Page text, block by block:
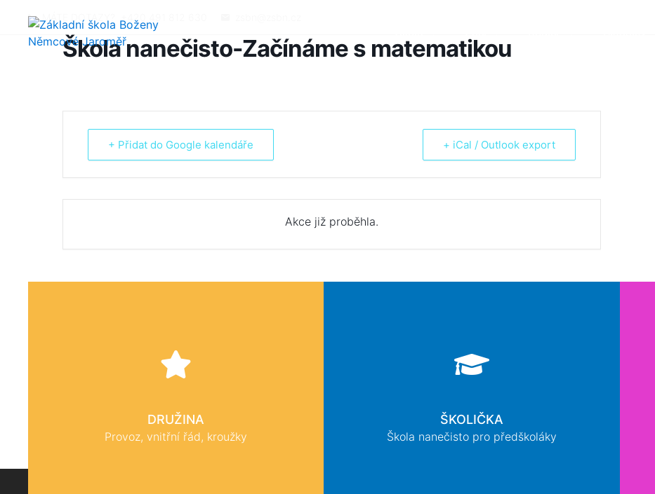
MÁTE DOTAZY? +420 491 812 630
Škola nanečisto-Začínáme s matematikou
+ Přidat do Google kalendáře + iCal / Outlook export
Akce již proběhla.
DRUŽINA
Provoz, vnitřní řád, kroužky
ŠKOLIČKA
Škola nanečisto pro předškoláky